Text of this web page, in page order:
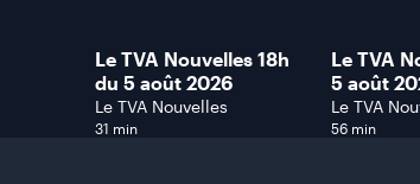
Le TVA Nouvelles 18h
du 5 août 2026
Le TVA Nouvelles
31 min
Le TVA
5 août
heure)
Le TVA
56 min